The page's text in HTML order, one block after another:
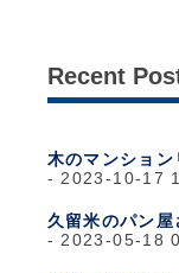
Recent
木のマンション
2023-10-17
久留米のパン
2023-05-18